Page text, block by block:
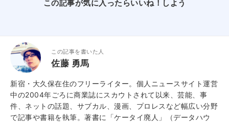
この記事が気に入ったらいいね！しよう
この記事を書いた人
佐藤 勇馬
新宿・大久保在住のフリーライター。個人ニュースサイト運営
中の2004年ごろに商業誌にスカウトされて以来、芸能、事
件、ネットの話題、サブカル、漫画、プロレスなど幅広い分野
で記事や書籍を執筆。著書に「ケータイ廃人」（データハウ